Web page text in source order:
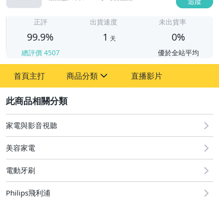
正評
99.9%
總評價 4507
出貨速度
1 天
未出貨率
0%
優於全站平均
首頁主打 商品分類
古董、藝術與礦石
手機、配件與通訊
美容保養與彩妝
直播影片
家電與影音視聽
美容家電
電動牙刷
Philips飛利浦